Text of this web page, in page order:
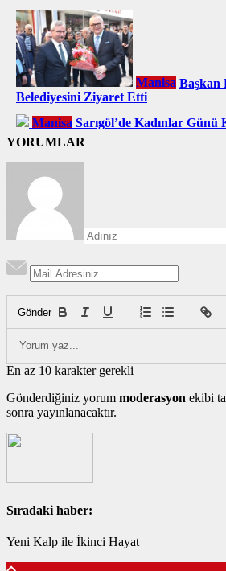
Manisa Başkan
Belediyesini Ziyaret Etti
Manisa Sarıgöl’de Kadınlar Günü
YORUMLAR
Gönder
En az 10 karakter gerekli
Gönderdiğiniz yorum moderasyon ekibi
sonra yayınlanacaktır.
Sıradaki haber:
Yeni Kalp ile İkinci Hayat